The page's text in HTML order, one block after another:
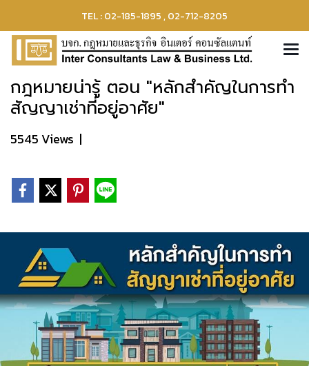
TEL : 02-185-1895 , 02-712-8205
กฎหมายน่ารู้ ตอน "หลักสำคัญในการทำ
สัญญาเช่าที่อยู่อาศัย"
5545 Views |